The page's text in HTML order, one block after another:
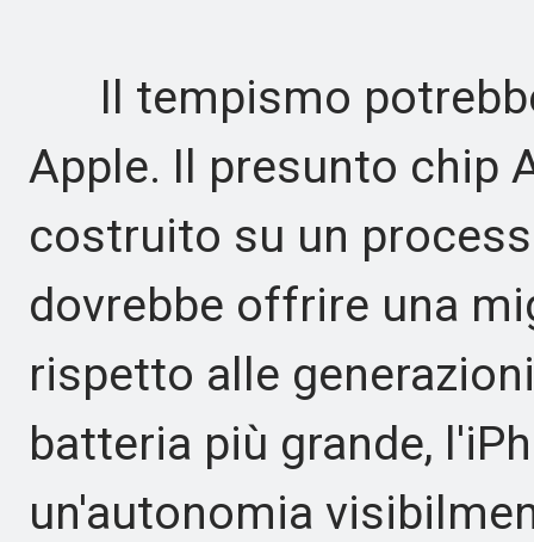
Il tempismo
Apple. Il presunto chip
costruito su un
dovrebbe offrire una
rispetto alle
batteria più grande,
un'autonomia